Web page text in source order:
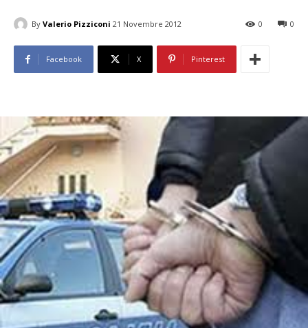
By Valerio Pizziconi 21 Novembre 2012 0
0
Facebook X Pinterest